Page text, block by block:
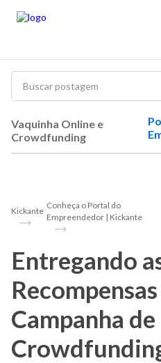
Vaquinha Online e
Crowdfunding
Kickante
Conheça o Portal do
Empreendedor | Kickante
Entregando
Campanha de